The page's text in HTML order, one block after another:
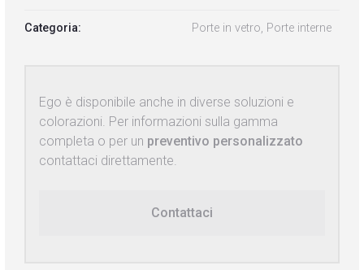
Categoria: Porte in vetro, Porte interne
Ego è disponibile anche in diverse soluzioni e
colorazioni. Per informazioni sulla gamma
completa o per un preventivo personalizzato
contattaci direttamente.
Contattaci